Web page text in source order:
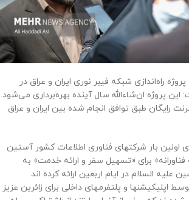
راه‌اندازی شبکه فیبر نوری ایران و عراق در
پروژه ان‌شاءالله سال آینده بهره‌برداری می‌شود.
رایگان طبق توافق انجام شده بین ایران و عراق
اولین بار شرکتهای فناوری اطلاعات کشور آستین
فناورانه» برای «تسهیل سفر و ارائه خدمت» به
علیه السلام در ایام اربعین ارائه کرده اند.
اپلیکیشنها و پلتفرمهای داخلی برای زائرین عزیز